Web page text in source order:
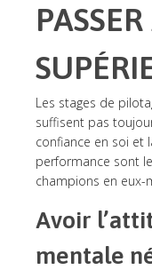
Les stages de
suffisent pas
confiance en soi et
performance sont
champions en eux-
Avoir
mentale